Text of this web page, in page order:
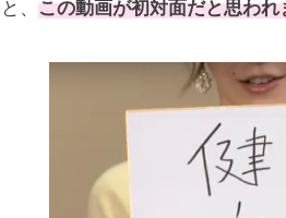
、 この動画が初対面だと思われ